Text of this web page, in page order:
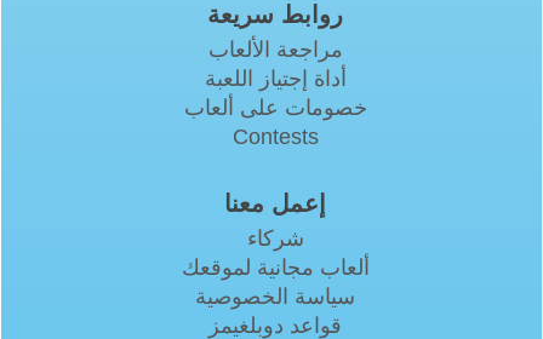
روابط سريعة
مراجعة الألعاب
أداة إجتياز اللعبة
خصومات على ألعاب
Contests
إعمل معنا
شركاء
ألعاب مجانية لموقعك
سياسة الخصوصية
قواعد دوبلغيمز